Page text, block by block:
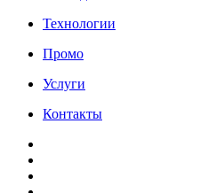
Технологии
Промо
Услуги
Контакты